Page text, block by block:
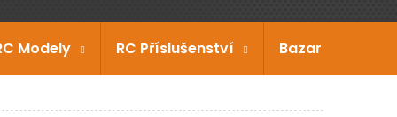
Modely RC Příslušenství Bazar